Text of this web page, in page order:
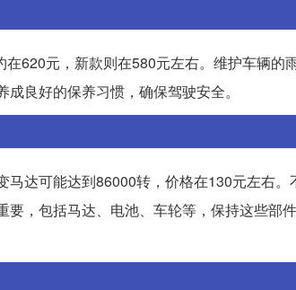
620元，新款则在580元左右。维护车辆的
良好的保养习惯，确保驾驶安全。
达可能达到86000转，价格在130元左右
，包括马达、电池、车轮等，保持这些部